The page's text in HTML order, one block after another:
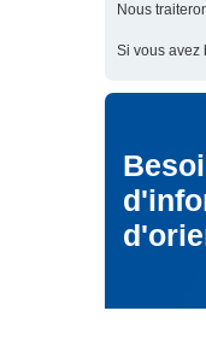
Nous
Si vous avez